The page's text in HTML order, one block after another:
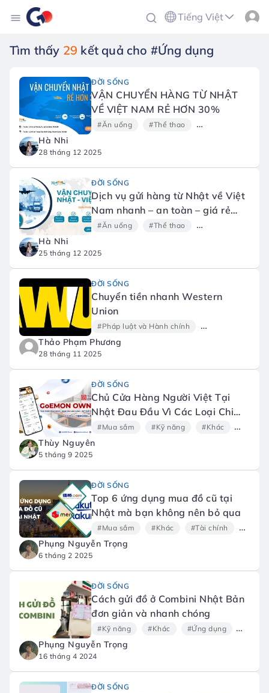
Tiếng Việt
Tìm thấy 29 kết quả cho #Ứng dụng
ĐỜI SỐNG
VẬN CHUYỂN HÀNG TỪ NHẬT
VỀ VIỆT NAM RẺ HƠN 30%
#Ăn uống #Thể thao #Xem phim
Hà Nhi
28 tháng 12 2025
ĐỜI SỐNG
Dịch vụ gửi hàng từ Nhật về Việt
Nam nhanh – an toàn – giá rẻ
2025 | XanhTHL Logistics
#Ăn uống #Thể thao #Xem phim
Hà Nhi
25 tháng 12 2025
ĐỜI SỐNG
Chuyển tiền nhanh Western
Union
#Pháp luật và Hành chính
Thảo Phạm Phương
28 tháng 11 2025
ĐỜI SỐNG
Chủ Cửa Hàng Người Việt Tại
Nhật Đau Đầu Vì Các Loại Chi
Phí Phải Chi?
#Mua sắm #Kỹ năng #Khác
Thùy Nguyên
5 tháng 9 2025
ĐỜI SỐNG
Top 6 ứng dụng mua đồ cũ tại
Nhật mà bạn không nên bỏ qua
#Mua sắm #Khác #Tài chính #Ứng
Phụng Nguyễn Trọng
6 tháng 2 2025
ĐỜI SỐNG
Cách gửi đồ ở Combini Nhật Bản
đơn giản và nhanh chóng
#Kỹ năng #Khác #Ứng dụng
Phụng Nguyễn Trọng
16 tháng 4 2024
ĐỜI SỐNG